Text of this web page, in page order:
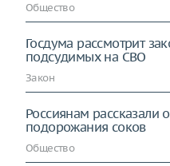
Общество
Госдума рассмотрит
подсудимых на СВО
Закон
Россиянам рассказали
подорожания соков
Общество